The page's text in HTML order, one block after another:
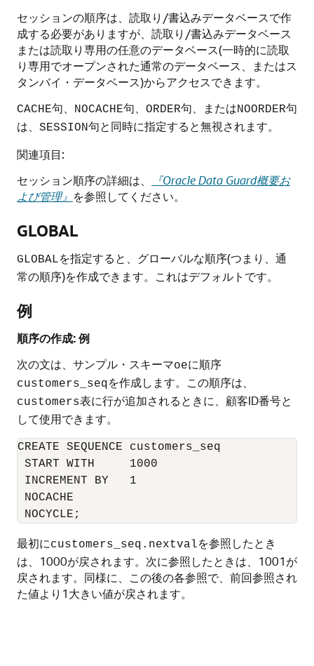
セッションの順序は、読取り/書込みデータベースで作
成する必要がありますが、読取り/書込みデータベース
または読取り専用の任意のデータベース(一時的に読取
り専用でオープンされた通常のデータベース、またはス
タンバイ・データベース)からアクセスできます。
CACHE句、 NOCACHE句、 ORDER句、またはNOORDER句
は、 SESSION句と同時に指定すると無視されます。
関連項目:
セッション順序の詳細は、
『Oracle Data Guard概要お
よび管理』 を参照してください。
GLOBAL
GLOBALを指定すると、グローバルな順序(つまり、通
常の順序)を作成できます。これはデフォルトです。
例
順序の作成: 例
次の文は、サンプル・スキーマoeに順序
customers_seqを作成します。この順序は、
customers表に行が追加されるときに、顧客ID番号と
して使用できます。
CREATE SEQUENCE customers_seq
START WITH     1000
INCREMENT BY   1
NOCACHE
最初にcustomers_seq.nextvalを参照したとき
は、1000が戻されます。次に参照したときは、1001が
戻されます。同様に、この後の各参照で、前回参照され
た値より1大きい値が戻されます。